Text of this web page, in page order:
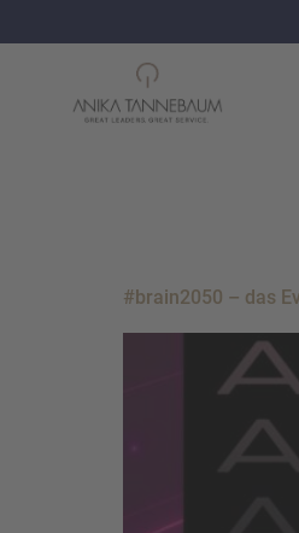
#brain2050 – das